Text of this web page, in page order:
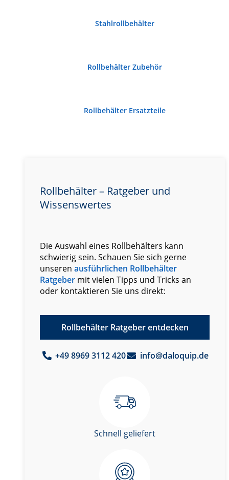
Stahlrollbehälter
Rollbehälter Zubehör
Rollbehälter Ersatzteile
Rollbehälter – Ratgeber und
Wissenswertes
Die Auswahl eines Rollbehälters kann
schwierig sein. Schauen Sie sich gerne
unseren ausführlichen Rollbehälter
Ratgeber mit vielen Tipps und Tricks an
oder kontaktieren Sie uns direkt:
Rollbehälter Ratgeber entdecken
+49 8969 3112 420 info@daloquip.de
Schnell geliefert